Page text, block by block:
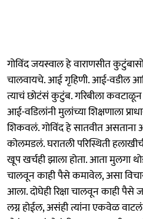
गोविंद जयस्वाल हे वाराणसीत
चालवायचे. आई गृहिणी. आई-वडील
त्याचं छोटंसं कुटुंब. गरिबीला
आई-वडिलांनी मुलांच्या शिक्षणाला
शिकवलं. गोविंद हे सातवीत
कोलमडलं. घरातली परिस्थिती
खूप खर्चही झाला होता. आता मुलगा
चालवून काही पैसे कमावेल, असा
आला. दोघेही रिक्षा चालवून काही
लग्न होईल, असंही त्यांना एकवेळ